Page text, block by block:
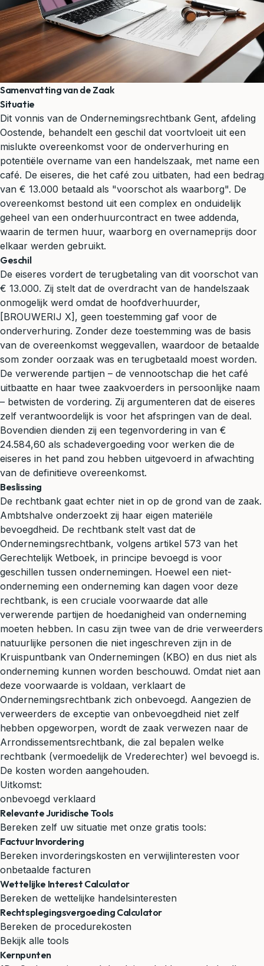
Samenvatting van de Zaak
Situatie
Dit vonnis van de Ondernemingsrechtbank Gent, afdeling
Oostende, behandelt een geschil dat voortvloeit uit een
mislukte overeenkomst voor de onderverhuring en
potentiële overname van een handelszaak, met name een
café. De eiseres, die het café zou uitbaten, had een bedrag
van € 13.000 betaald als "voorschot als waarborg". De
overeenkomst bestond uit een complex en onduidelijk
geheel van een onderhuurcontract en twee addenda,
waarin de termen huur, waarborg en overnameprijs door
elkaar werden gebruikt.
Geschil
De eiseres vordert de terugbetaling van dit voorschot van
€ 13.000. Zij stelt dat de overdracht van de handelszaak
onmogelijk werd omdat de hoofdverhuurder,
[BROUWERIJ X], geen toestemming gaf voor de
onderverhuring. Zonder deze toestemming was de basis
van de overeenkomst weggevallen, waardoor de betaalde
som zonder oorzaak was en terugbetaald moest worden.
De verwerende partijen – de vennootschap die het café
uitbaatte en haar twee zaakvoerders in persoonlijke naam
– betwisten de vordering. Zij argumenteren dat de eiseres
zelf verantwoordelijk is voor het afspringen van de deal.
Bovendien dienden zij een tegenvordering in van €
24.584,60 als schadevergoeding voor werken die de
eiseres in het pand zou hebben uitgevoerd in afwachting
van de definitieve overeenkomst.
Beslissing
De rechtbank gaat echter niet in op de grond van de zaak.
Ambtshalve onderzoekt zij haar eigen materiële
bevoegdheid. De rechtbank stelt vast dat de
Ondernemingsrechtbank, volgens artikel 573 van het
Gerechtelijk Wetboek, in principe bevoegd is voor
geschillen tussen ondernemingen. Hoewel een niet-
onderneming een onderneming kan dagen voor deze
rechtbank, is een cruciale voorwaarde dat alle
verwerende partijen de hoedanigheid van onderneming
moeten hebben. In casu zijn twee van de drie verweerders
natuurlijke personen die niet ingeschreven zijn in de
Kruispuntbank van Ondernemingen (KBO) en dus niet als
onderneming kunnen worden beschouwd. Omdat niet aan
deze voorwaarde is voldaan, verklaart de
Ondernemingsrechtbank zich onbevoegd. Aangezien de
verweerders de exceptie van onbevoegdheid niet zelf
hebben opgeworpen, wordt de zaak verwezen naar de
Arrondissementsrechtbank, die zal bepalen welke
rechtbank (vermoedelijk de Vrederechter) wel bevoegd is.
De kosten worden aangehouden.
Uitkomst:
onbevoegd verklaard
Relevante Juridische Tools
Bereken zelf uw situatie met onze gratis tools:
Factuur Invordering
Bereken invorderingskosten en verwijlinteresten voor
onbetaalde facturen
Wettelijke Interest Calculator
Bereken de wettelijke handelsinteresten
Rechtsplegingsvergoeding Calculator
Bereken de procedurekosten
Bekijk alle tools
Kernpunten